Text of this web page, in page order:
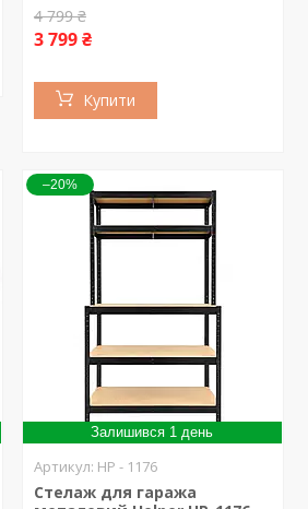
4 799 ₴
3 799 ₴
Купити
–20%
Залишився 1 день
HP - 1176
Стелаж для гаража